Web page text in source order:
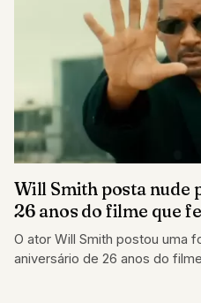
Will Smith posta nude
26 anos do filme que
O ator Will Smith postou uma
aniversário de 26 anos do